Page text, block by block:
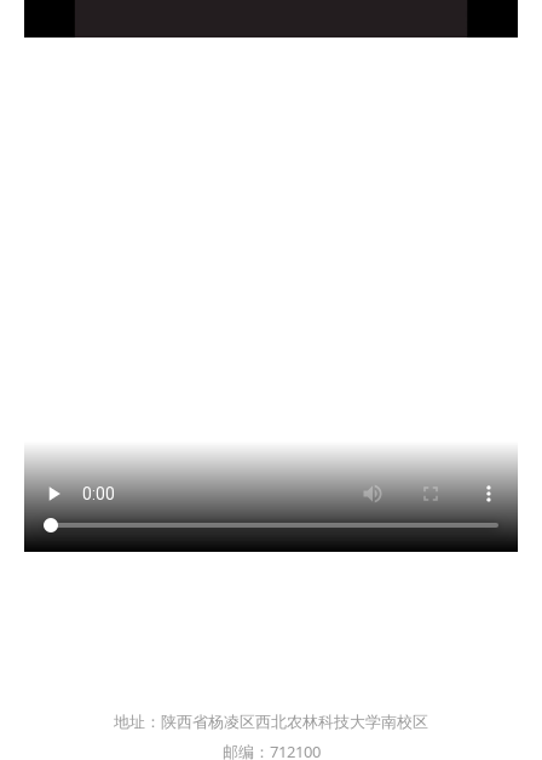
地址：陕西省杨凌区西北农林科技大学南校区
邮编：712100